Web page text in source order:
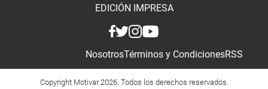
EDICIÓN IMPRESA
NosotrosTérminos y CondicionesRSS
Copyright Motivar 2026. Todos los derechos reservados.